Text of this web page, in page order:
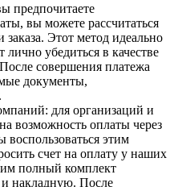
предпочитаете
вы можете рассчитаться
Этот метод идеально
лично убедиться в качестве
совершения платежа
документы,
: для организаций и
возможность оплаты через
воспользоваться этим
счет на оплату у наших
полный комплект
и накладную. После